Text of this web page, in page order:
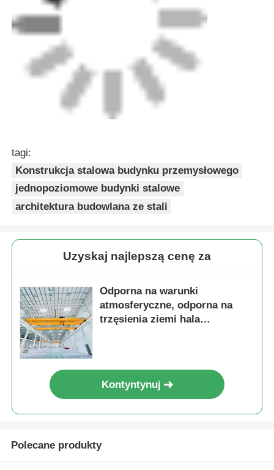
tagi:
Konstrukcja stalowa budynku przemysłowego
jednopoziomowe budynki stalowe
architektura budowlana ze stali
Uzyskaj najlepszą cenę za
Odporna na warunki
atmosferyczne, odporna na
trzęsienia ziemi hala
Kontyntynuj
Polecane produkty